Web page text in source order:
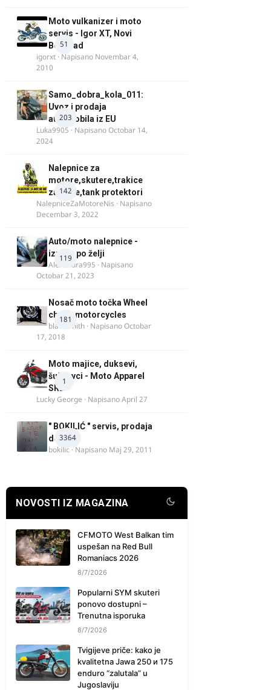
51
Moto vulkanizer i moto
servis - Igor XT, Novi
Beograd
igorxt · Napisano Novembar 4,
2010
203
Samo_dobra_kola_011:
Uvoz i prodaja
automobila iz EU
Luka9905 · NapisanoOctobar 14,
2024
142
Nalepnice za
motore,skutere,trakice
za felne,tank protektori
NalepniceZaMotoreNis · Napisano
Decembar 3, 2022
119
Auto/moto nalepnice -
izrada po želji
Alexandra995 · Napisano
Octobar 21, 2023
181
Nosač moto točka Wheel
chock motorcycles
blacksmith · NapisanoOctobar
17, 2018
1
Moto majice, duksevi,
šuškavci - Moto Apparel
SRB
Lucky George · NapisanoApril 27
3364
" BOKILIĆ " servis, prodaja
delova
bokilic · Napisano Maj 29, 2011
NOVOSTI IZ MAGAZINA
CFMOTO West Balkan tim
uspešan na Red Bull
Romaniacs 2026
8/7/2026
Popularni SYM skuteri
ponovo dostupni –
Trenutna isporuka
8/7/2026
Tvigijeve priče: kako je
kvalitetna Jawa 250 и 175
enduro “zalutala” u
Jugoslaviju